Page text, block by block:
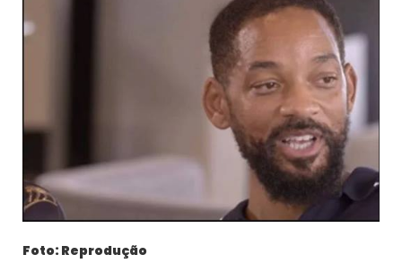
Foto: Reprodução